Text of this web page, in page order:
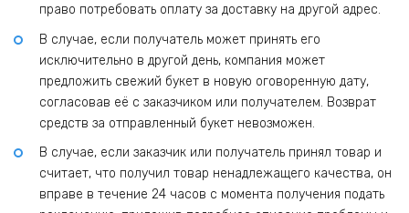
право потребовать оплату за доставку на другой адрес.
В случае, если получатель может принять его
исключительно в другой день, компания может
предложить свежий букет в новую оговоренную дату,
согласовав её с заказчиком или получателем. Возврат
средств за отправленный букет невозможен.
В случае, если заказчик или получатель принял товар и
считает, что получил товар ненадлежащего качества, он
вправе в течение 24 часов с момента получения подать